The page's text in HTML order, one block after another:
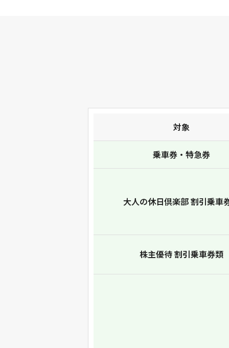
対象
乗車券・特急券
大人の休日倶楽部 割引乗車
株主優待 割引乗車券類